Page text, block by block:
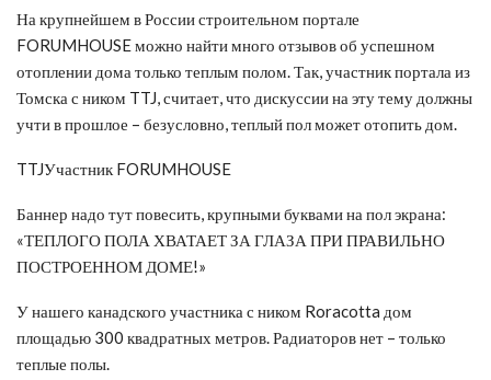
На крупнейшем в России строительном портале
FORUMHOUSE можно найти много отзывов об успешном
отоплении дома только теплым полом. Так, участник портала из
Томска с ником TTJ, считает, что дискуссии на эту тему должны
учти в прошлое – безусловно, теплый пол может отопить дом.
TTJУчастник FORUMHOUSE
Баннер надо тут повесить, крупными буквами на пол экрана:
«ТЕПЛОГО ПОЛА ХВАТАЕТ ЗА ГЛАЗА ПРИ ПРАВИЛЬНО
ПОСТРОЕННОМ ДОМЕ!»
У нашего канадского участника с ником Roracotta дом
площадью 300 квадратных метров. Радиаторов нет – только
теплые полы.